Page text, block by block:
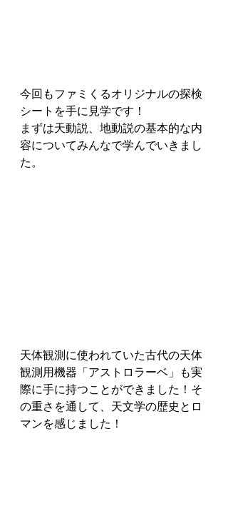
今回もファミくるオリジナルの探検
シートを手に見学です！
まずは天動説、地動説の基本的な内
容についてみんなで学んでいきまし
た。
天体観測に使われていた古代の天体
観測用機器「アストロラーベ」も実
際に手に持つことができました！そ
の重さを通して、天文学の歴史とロ
マンを感じました！